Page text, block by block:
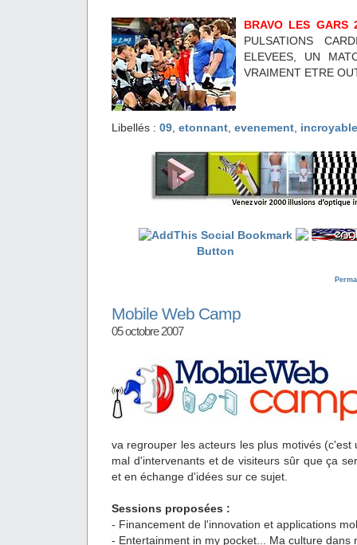
BRAVO LES
PULSATIONS
ELEVEES, UN
VRAIMENT ETRE
Libellés : 09, etonnant, evenement, incroyable
Mobile Web Camp
05 octobre 2007
va regrouper les acteurs les plus motivés (c'est
mal d'intervenants et de visiteurs sûr que ça
et en échange d'idées sur ce sujet.
Sessions proposées :
- Financement de l'innovation et applications
- Entertainment in my pocket... Ma culture dans